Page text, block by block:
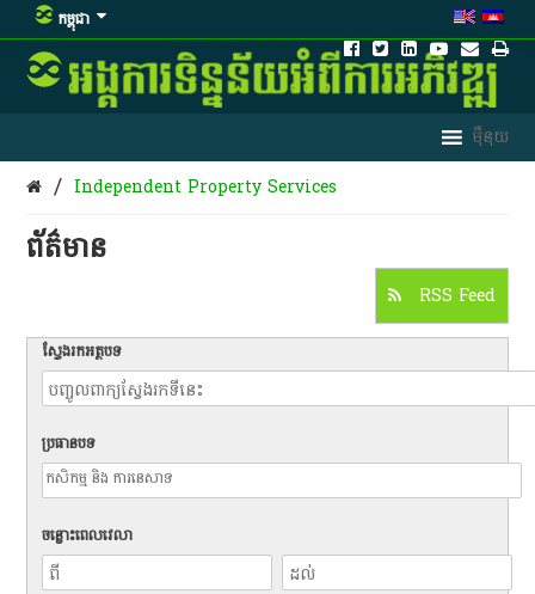
កម្ពុជា
/ Independent Property Services
ព័ត៌មាន​
RSS Feed
ស្វែងរកអត្ថបទ
ប្រធានបទ
ចន្លោះពេលវេលា